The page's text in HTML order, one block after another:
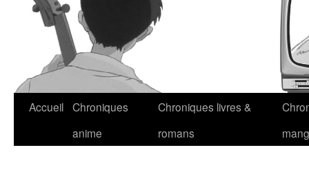
Accueil Chroniques
anime
Chroniques livres &
romans